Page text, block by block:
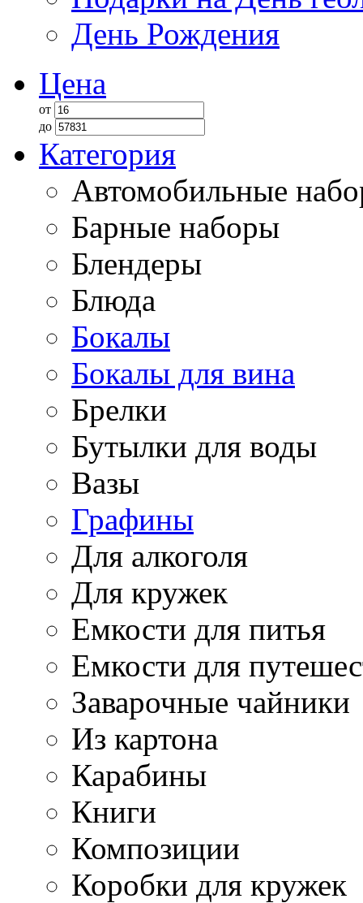
День Рождения
Цена
от
до
Категория
Автомобильные
Барные наборы
Блендеры
Блюда
Бокалы
Бокалы для вина
Брелки
Бутылки для воды
Вазы
Графины
Для алкоголя
Для кружек
Емкости для питья
Емкости для
Заварочные чайники
Из картона
Карабины
Книги
Композиции
Коробки для кружек